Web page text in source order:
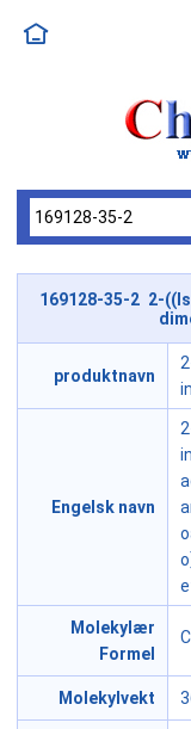
169128-35-2 2-
produktnavn
Engelsk navn
Molekylær
Formel
C
Molekylvekt